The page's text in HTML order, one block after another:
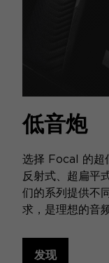
低音炮
选择 Focal 的超
反射式、超扁平
们的系列提供不
求，是理想的音
发现